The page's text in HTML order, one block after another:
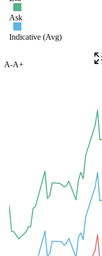
A-A+